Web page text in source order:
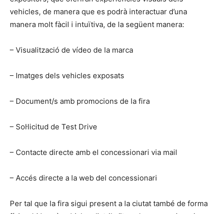
vehicles, de manera que es podrà interactuar d’una
manera molt fàcil i intuïtiva, de la següent manera:
– Visualització de vídeo de la marca
– Imatges dels vehicles exposats
– Document/s amb promocions de la fira
– Sol·licitud de Test Drive
– Contacte directe amb el concessionari via mail
– Accés directe a la web del concessionari
Per tal que la fira sigui present a la ciutat també de forma